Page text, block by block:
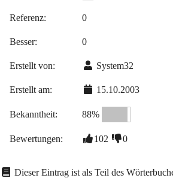
Referenz: 0
Besser: 0
Erstellt von: System32
Erstellt am: 15.10.2003
Bekanntheit: 88%
Bewertungen: 102 0
Dieser Eintrag ist als Teil des